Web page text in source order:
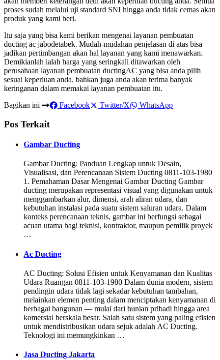
proses sudah melalui uji standard SNI hingga anda tidak cemas akan
produk yang kami beri.
Itu saja yang bisa kami berikan mengenai layanan pembuatan
ducting ac jabodetabek. Mudah-mudahan penjelasan di atas bisa
jadikan pertimbangan akan hal layanan yang kami menawarkan.
Demikianlah ialah harga yang seringkali ditawarkan oleh
perusahaan layanan pembuatan ductingAC yang bisa anda pilih
sesuai keperluan anda. bahkan juga anda akan terima banyak
keringanan dalam memakai layanan pembuatan itu.
Bagikan ini
Facebook Twitter/X WhatsApp
Pos Terkait
Gambar Ducting
Gambar Ducting: Panduan Lengkap untuk Desain,
Visualisasi, dan Perencanaan Sistem Ducting 0811-103-1980
1. Pemahaman Dasar Mengenai Gambar Ducting Gambar
ducting merupakan representasi visual yang digunakan untuk
menggambarkan alur, dimensi, arah aliran udara, dan
kebutuhan instalasi pada suatu sistem saluran udara. Dalam
konteks perencanaan teknis, gambar ini berfungsi sebagai
acuan utama bagi teknisi, kontraktor, maupun pemilik proyek
…
Ac Ducting
AC Ducting: Solusi Efisien untuk Kenyamanan dan Kualitas
Udara Ruangan 0811-103-1980 Dalam dunia modern, sistem
pendingin udara tidak lagi sekadar kebutuhan tambahan,
melainkan elemen penting dalam menciptakan kenyamanan di
berbagai bangunan — mulai dari hunian pribadi hingga area
komersial berskala besar. Salah satu sistem yang paling efisien
untuk mendistribusikan udara sejuk adalah AC Ducting.
Teknologi ini memungkinkan …
Jasa Ducting Jakarta